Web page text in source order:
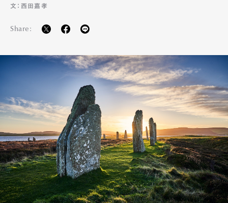
Art&DesignWatch Fashion
GourmetCars
ProductCultureLifestyle
文：西田嘉孝
Share: